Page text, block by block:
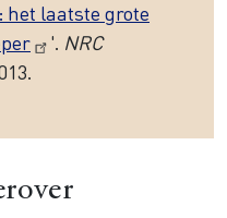
het laatste grote
'. NRC